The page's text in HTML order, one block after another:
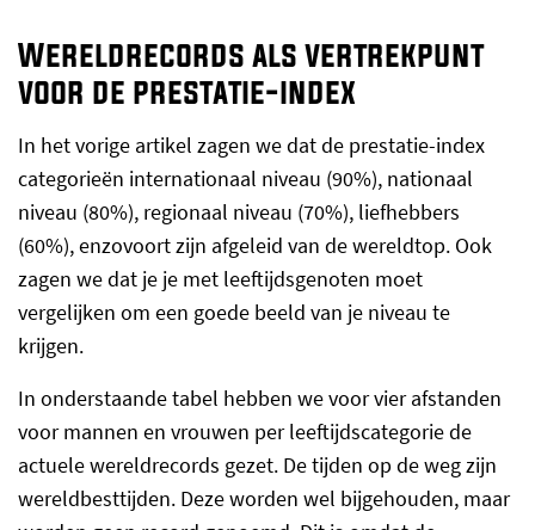
Wereldrecords als vertrekpunt
voor de prestatie-index
In het vorige artikel zagen we dat de prestatie-index
categorieën internationaal niveau (90%), nationaal
niveau (80%), regionaal niveau (70%), liefhebbers
(60%), enzovoort zijn afgeleid van de wereldtop. Ook
zagen we dat je je met leeftijdsgenoten moet
vergelijken om een goede beeld van je niveau te
krijgen.
In onderstaande tabel hebben we voor vier afstanden
voor mannen en vrouwen per leeftijdscategorie de
actuele wereldrecords gezet. De tijden op de weg zijn
wereldbesttijden. Deze worden wel bijgehouden, maar